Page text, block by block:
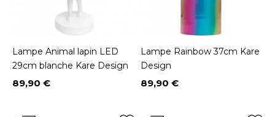
Lampe Animal lapin LED
29cm blanche Kare Design
Prix
89,90 €
Lampe Rainbow 37cm Kare
Design
Prix
89,90 €